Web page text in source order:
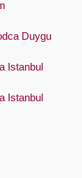
Duygu
Istanbul
Istanbul